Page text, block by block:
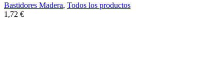
Bastidores Madera, Todos los productos
1,72 €